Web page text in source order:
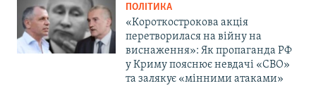
ПОЛІТИКА
«Короткострокова акція
перетворилася на війну на
виснаження»: Як пропаганда РФ
у Криму пояснює невдачі «СВО»
та залякує «мінними атаками»